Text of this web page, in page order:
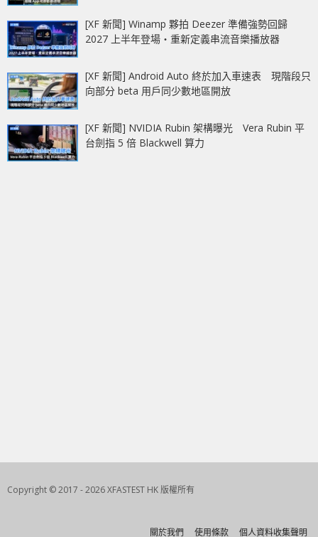
[XF 新聞] Winamp 夥拍 Deezer 準備強勢回歸
2027 上半年登場‧重新定義串流音樂播放器
[XF 新聞] Android Auto 終於加入車速表 現階段只
向部分 beta 用戶同少數地區開放
[XF 新聞] NVIDIA Rubin 架構曝光 Vera Rubin 平
台劍指 5 倍 Blackwell 算力
Copyright © 2017 - 2026 XFASTEST HK 版權所有
關於我們 使用條款 個人資料收集聲明